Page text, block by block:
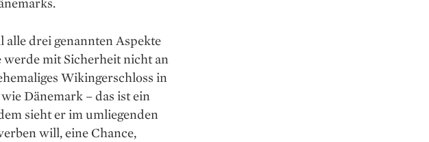
alle drei genannten Aspekte
mit Sicherheit nicht an
Wikingerschloss in
Dänemark – das ist ein
sieht er im umliegenden
will, eine Chance,